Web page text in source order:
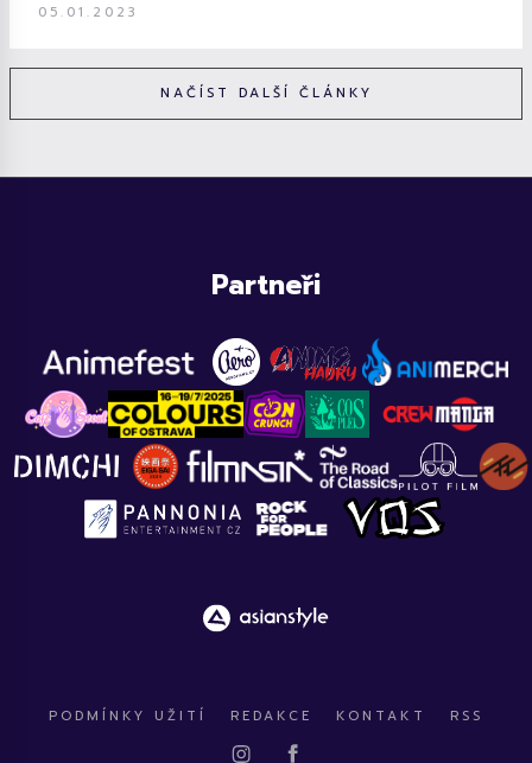
05.01.2023
NAČÍST DALŠÍ ČLÁNKY
Partneři
PODMÍNKY UŽITÍ REDAKCE KONTAKT RSS